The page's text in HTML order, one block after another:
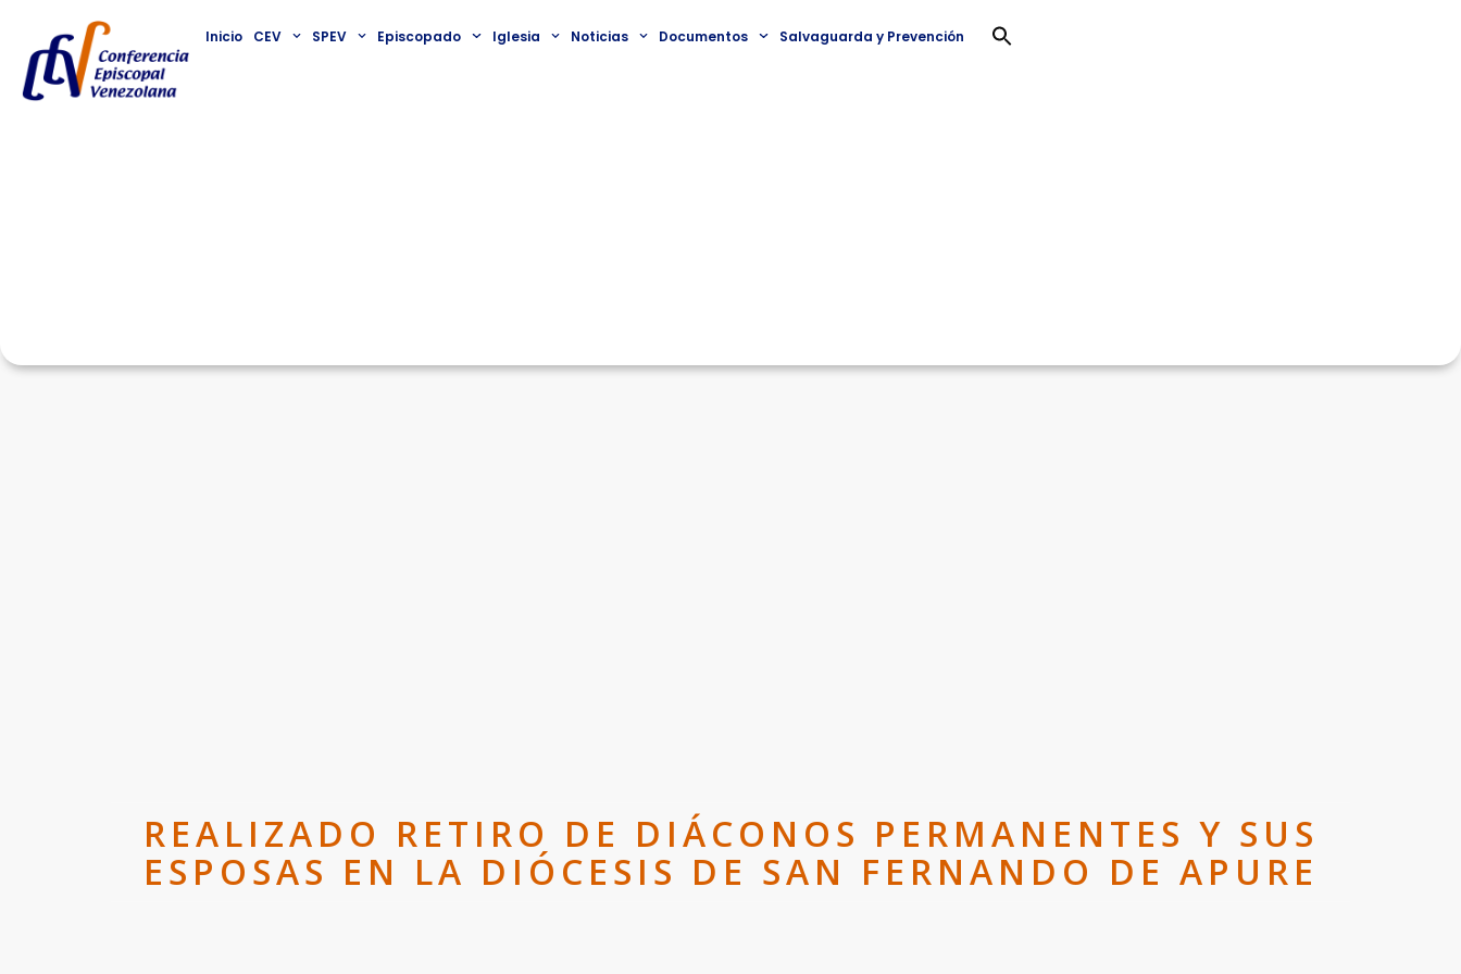
Inicio CEV SPEV Episcopado Iglesia Noticias Documentos Salvaguarda y Prevención
REALIZADO RETIRO DE DIÁCONOS PERMANENTES Y SUS
ESPOSAS EN LA DIÓCESIS DE SAN FERNANDO DE APURE